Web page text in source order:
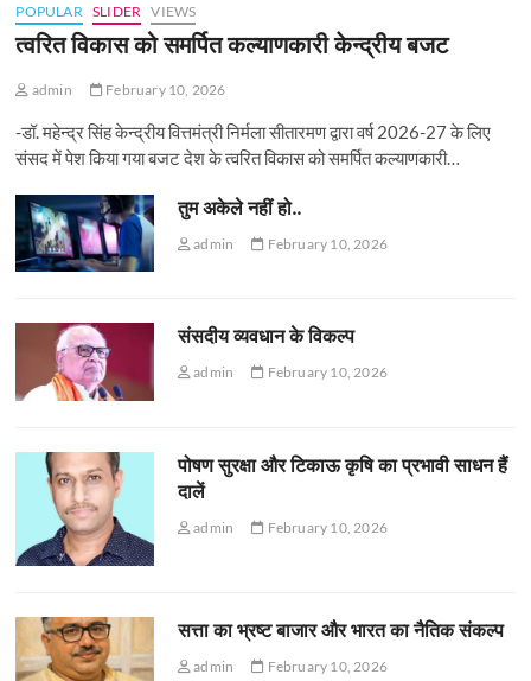
POPULAR SLIDER VIEWS
त्वरित विकास को समर्पित कल्याणकारी केन्‍द्रीय बजट
admin February 10, 2026
-डॉ. महेन्द्र सिंह केन्द्रीय वित्तमंत्री निर्मला सीतारमण द्वारा वर्ष 2026-27 के लिए
संसद में पेश किया गया बजट देश के त्वरित विकास को समर्पित कल्याणकारी…
तुम अकेले नहीं हो..
admin February 10, 2026
संसदीय व्यवधान के विकल्प
admin February 10, 2026
पोषण सुरक्षा और टिकाऊ कृषि का प्रभावी साधन हैं
दालें
admin February 10, 2026
सत्ता का भ्रष्ट बाजार और भारत का नैतिक संकल्प
admin February 10, 2026